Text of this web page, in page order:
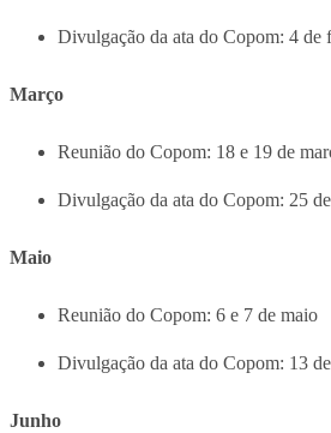
Divulgação da ata do Copom: 4 de
Março
Reunião do Copom: 18 e 19 de
Divulgação da ata do Copom: 25
Maio
Reunião do Copom: 6 e 7 de maio
Divulgação da ata do Copom: 13
Junho